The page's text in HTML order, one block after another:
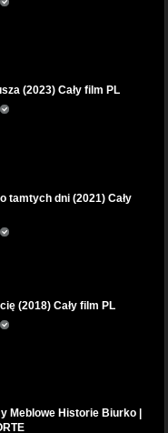
(2023) Cały film PL
tamtych dni (2021) Cały
(2018) Cały film PL
Meblowe Historie Biurko |